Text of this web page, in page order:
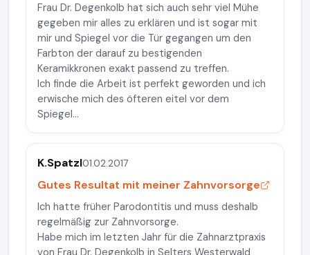
Frau Dr. Degenkolb hat sich auch sehr viel Mühe
gegeben mir alles zu erklären und ist sogar mit
mir und Spiegel vor die Tür gegangen um den
Farbton der darauf zu bestigenden
Keramikkronen exakt passend zu treffen.
Ich finde die Arbeit ist perfekt geworden und ich
erwische mich des öfteren eitel vor dem
Spiegel...
K.Spatzl01.02.2017
Gutes Resultat mit meiner Zahnvorsorge
Ich hatte früher Parodontitis und muss deshalb
regelmäßig zur Zahnvorsorge.
Habe mich im letzten Jahr für die Zahnarztpraxis
von Frau Dr. Degenkolb in Selters Westerwald